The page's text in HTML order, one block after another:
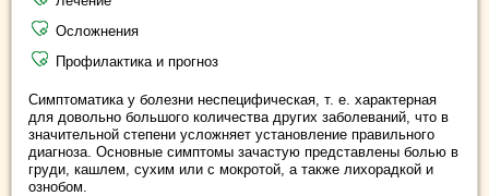
Осложнения
Профилактика и прогноз
Симптоматика у болезни неспецифическая, т. е. характерная
для довольно большого количества других заболеваний, что в
значительной степени усложняет установление правильного
диагноза. Основные симптомы зачастую представлены болью в
груди, кашлем, сухим или с мокротой, а также лихорадкой и
ознобом.